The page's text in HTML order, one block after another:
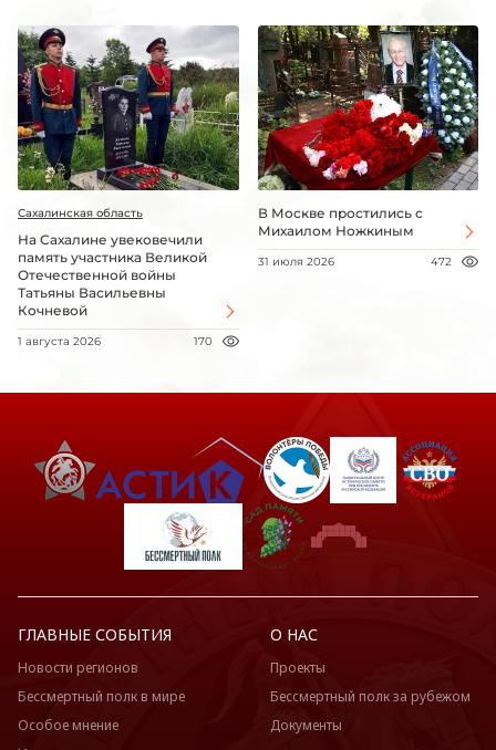
Сахалинская область
На Сахалине увековечили
память участника Великой
Отечественной войны
Татьяны Васильевны
Кочневой
1 августа 2026 170
В Москве простились с
Михаилом Ножкиным
31 июля 2026 472
ГЛАВНЫЕ СОБЫТИЯ
Новости регионов
Бессмертный полк в мире
Особое мнение
О НАС
Проекты
Бессмертный полк за рубежом
Документы